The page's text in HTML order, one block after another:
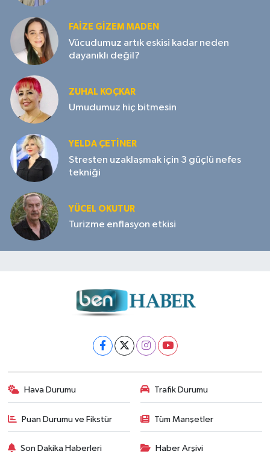
FAIZE GIZEM MADEN
Vücudumuz artık eskisi kadar neden
dayanıklı değil?
ZUHAL KOÇKAR
Umudumuz hiç bitmesin
YELDA ÇETİNER
Stresten uzaklaşmak için 3 güçlü nefes
tekniği
YÜCEL OKUTUR
Turizme enflasyon etkisi
Hava Durumu Trafik Durumu
Puan Durumu ve Fikstür Tüm Manşetler
Son Dakika Haberleri Haber Arşivi